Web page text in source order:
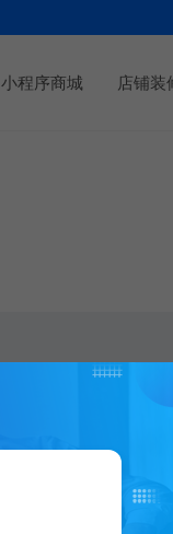
小程序商城 店铺装